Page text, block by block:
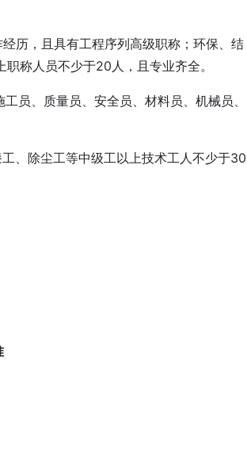
历，且具有工程序列高级职称；环保、结
称人员不少于20人，且专业齐全。
员、质量员、安全员、材料员、机械员、
、除尘工等中级工以上技术工人不少于30